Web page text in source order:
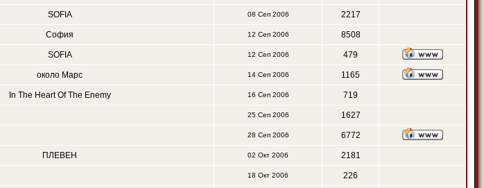
SOFIA 08 Сеп 2006 2217
София 12 Сеп 2006 8508
SOFIA 12 Сеп 2006 479
около Марс 14 Сеп 2006 1165
In The Heart Of The Enemy 16 Сеп 2006 719
25 Сеп 2006 1627
28 Сеп 2006 6772
ПЛЕВЕН 02 Окт 2006 2181
18 Окт 2006 226